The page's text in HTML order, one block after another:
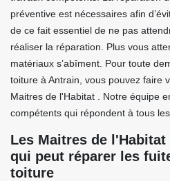
préventive est nécessaires afin
de ce fait essentiel de ne pas
réaliser la réparation. Plus vous
matériaux s’abîment. Pour toute
toiture à Antrain, vous pouvez faire
Maitres de l'Habitat . Notre équipe
compétents qui répondent à tous
Les Maitres de
qui peut réparer les
toiture